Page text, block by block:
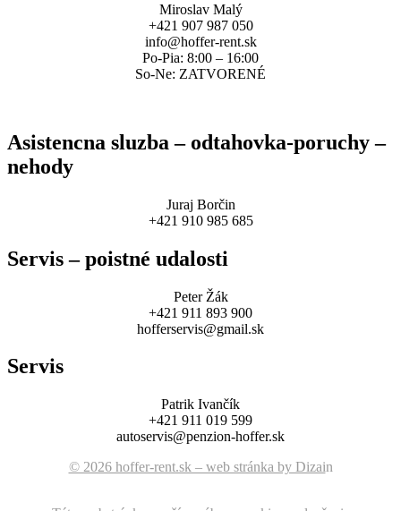
Miroslav Malý
+421 907 987 050
info@hoffer-rent.sk
Po-Pia: 8:00 – 16:00
So-Ne: ZATVORENÉ
Asistencna sluzba – odtahovka-poruchy –
nehody
Juraj Borčin
+421 910 985 685
Servis – poistné udalosti
Peter Žák
+421 911 893 900
hofferservis@gmail.sk
Servis
Patrik Ivančík
+421 911 019 599
autoservis@penzion-hoffer.sk
© 2026 hoffer-rent.sk – web stránka by Dizain